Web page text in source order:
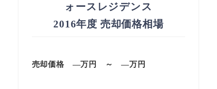
ォースレジデンス
2016年度 売却価格相場
売却価格 —万円 ～ —万円